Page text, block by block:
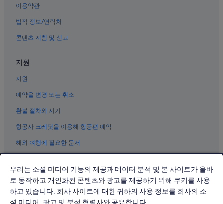
다쿠시 호텔
마키미나토의 3성급 호텔
구스쿠마 호텔
노다케 호텔
오키나와 컨벤션센터 근처 호텔
하고로모 시장 근처 호텔
오기도의 3성급 호텔
기노완시의 5성급 호텔
아메리칸 빌리지 근처 호텔
고완의 4성급 호텔
미하마 호텔
히야곤의 4성급 호텔
가카즈 호텔
이용약관
법적 정보/연락처
콘텐츠 지침 및 신고
지원
지원
예약을 변경 또는 취소
환불 절차와 시기
항공사 크레딧을 이용해 항공편 예약
해외 여행에 필요한 문서
© 2026 Expedia, Inc., Expedia Group 계열사. All rights reserved.
Expedia 및 비행기 로고는 Expedia, Inc.의 상표 또는 등록 상표입니다.
우리는 소셜 미디어 기능의 제공과 데이터 분석 및 본 사이트가 올바
로 동작하고 개인화된 콘텐츠와 광고를 제공하기 위해 쿠키를 사용
하고 있습니다. 회사 사이트에 대한 귀하의 사용 정보를 회사의 소